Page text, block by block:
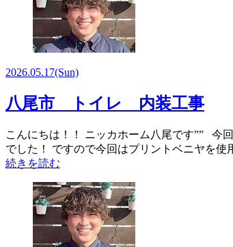
2026.05.17(Sun)
八尾市 トイレ 内装工事
こんにちは！！ ニッカホーム八尾です”” 今
でした！ ですので今回はプリントベニヤを
続きを読む